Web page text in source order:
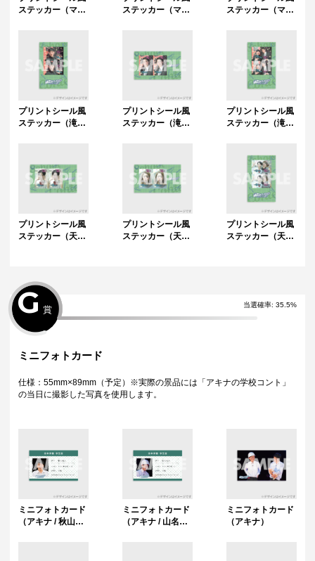
ステッカー（マユ
ステッカー（マユ
ステッカー（マユ
プリントシール風
ステッカー（滝音
プリントシール風
ステッカー（滝音
プリントシール風
ステッカー（滝
プリントシール風
ステッカー（天才
プリントシール風
ステッカー（天才
プリントシール風
ステッカー（天才
当選確率: 35.5%
G 賞
ミニフォトカード
仕様：55mm×89mm（予定）※実際の景品には「アキナの学校コント」
の当日に撮影した写真を使用します。
ミニフォトカード
（アキナ / 秋山賢
ミニフォトカード
（アキナ / 山名文
ミニフォトカード
（アキナ）